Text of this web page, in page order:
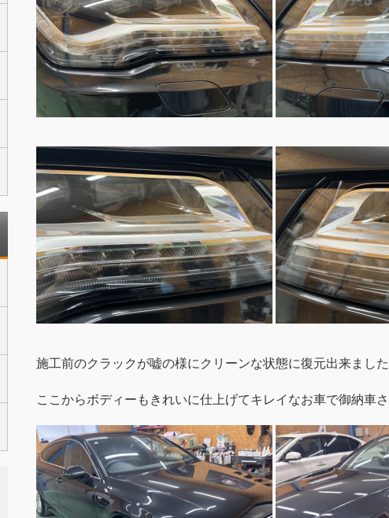
施工前のクラックが嘘の様にクリーンな状態に復元出来まし
ここからボディーもきれいに仕上げてキレイなお車で御納車